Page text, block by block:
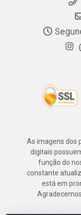
As imagens dos
digitais
função do
constante
está em